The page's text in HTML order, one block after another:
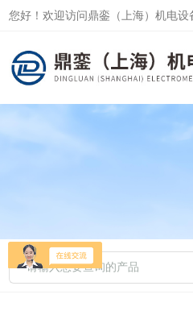
您好！欢迎访问鼎銮（上海）机电设